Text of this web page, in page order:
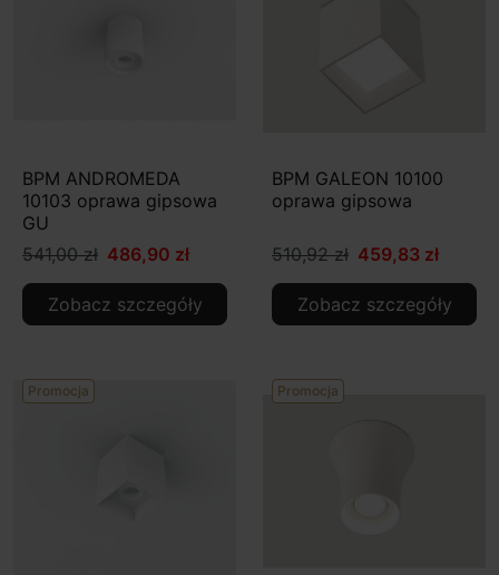
BPM ANDROMEDA
10103 oprawa gipsowa
GU
541,00 zł 486,90 zł
Zobacz szczegóły
BPM GALEON 10100
oprawa gipsowa
510,92 zł 459,83 zł
Zobacz szczegóły
Promocja Promocja